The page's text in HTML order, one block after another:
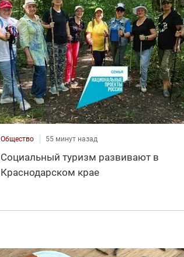
Общество 55 минут назад
Социальный туризм развивают в
Краснодарском крае